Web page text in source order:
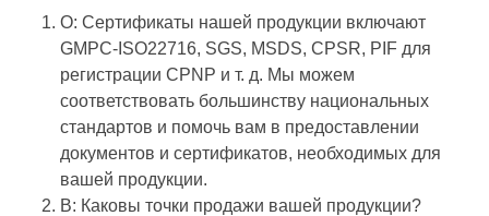
О: Сертификаты нашей продукции включают
GMPC-ISO22716, SGS, MSDS, CPSR, PIF для
регистрации CPNP и т. д. Мы можем
соответствовать большинству национальных
стандартов и помочь вам в предоставлении
документов и сертификатов, необходимых для
вашей продукции.
В: Каковы точки продажи вашей продукции?